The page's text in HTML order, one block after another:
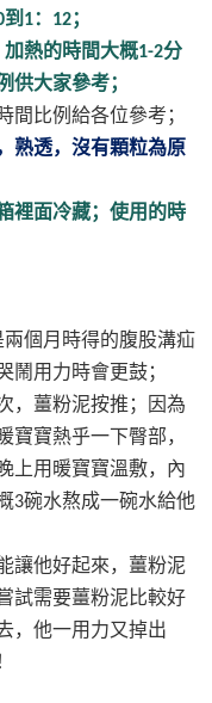
到1： 12；
熱的時間大概1-2分
大家參考；
比例給各位參考；
熟透，沒有顆粒為原
裡面冷藏；使用的時
個月時得的腹股溝疝
用力時會更鼓；
，薑粉泥按推；因為
寶熱乎一下臀部，
上用暖寶寶溫敷，內
3碗水熬成一碗水給他
讓他好起來，薑粉泥
試需要薑粉泥比較好
，他一用力又掉出